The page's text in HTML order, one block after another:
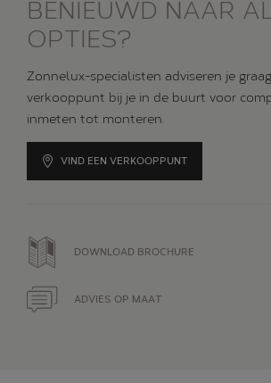
BENIEUWD NAAR
OPTIES?
Zonnelux-specialisten adviseren je
verkooppunt bij je in de buurt voor
inmeten tot monteren.
VIND EEN VERKOOPPUNT
DOWNLOAD BROCHURE
ADVIES OP MAAT